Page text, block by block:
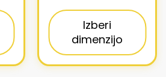
Izberi
dimenzijo